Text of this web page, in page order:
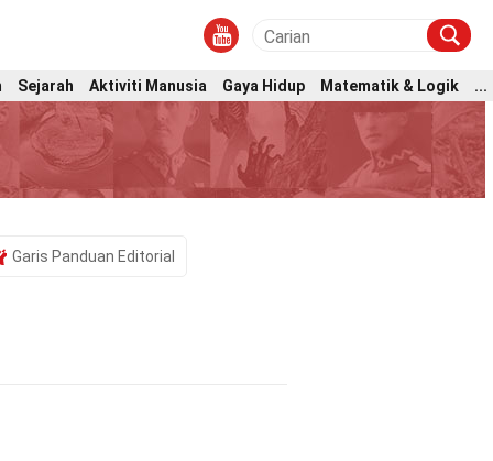
Sejarah Aktiviti Manusia Gaya Hidup Matematik & Logik ...
Garis Panduan Editorial